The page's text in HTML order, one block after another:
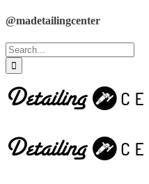
@madetailingcenter